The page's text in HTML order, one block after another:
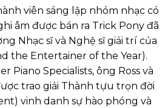
viên sáng lập nhóm nhạc có
âm được bán ra Trick Pony đã
Nhạc sĩ và Nghệ sĩ giải trí của
the Entertainer of the Year).
Piano Specialists, ông Ross và
trao giải Thành tựu trọn đời
vinh danh sự hào phóng và